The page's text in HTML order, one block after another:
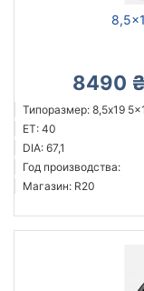
8490 ₴
Типоразмер: 8,5x19
ET: 40
DIA: 67,1
Год производства:
Магазин: R20